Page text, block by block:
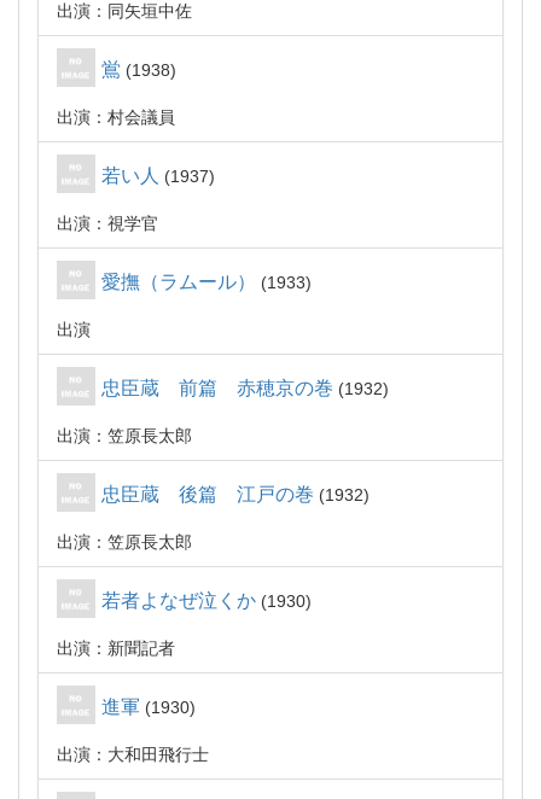
出演：同矢垣中佐
鴬 1938
出演：村会議員
若い人 1937
出演：視学官
愛撫（ラムール） 1933
出演
忠臣蔵 前篇 赤穂京の巻 1932
出演：笠原長太郎
忠臣蔵 後篇 江戸の巻 1932
出演：笠原長太郎
若者よなぜ泣くか 1930
出演：新聞記者
進軍 1930
出演：大和田飛行士